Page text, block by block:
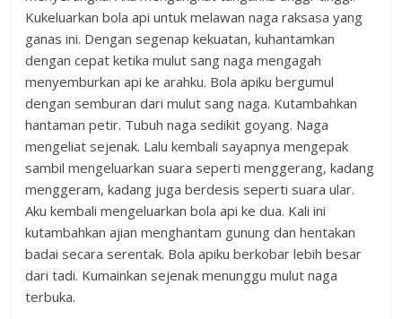
Kukeluarkan bola api untuk melawan naga raksasa yang
ganas ini. Dengan segenap kekuatan, kuhantamkan
dengan cepat ketika mulut sang naga mengagah
menyemburkan api ke arahku. Bola apiku bergumul
dengan semburan dari mulut sang naga. Kutambahkan
hantaman petir. Tubuh naga sedikit goyang. Naga
mengeliat sejenak. Lalu kembali sayapnya mengepak
sambil mengeluarkan suara seperti menggerang, kadang
menggeram, kadang juga berdesis seperti suara ular.
Aku kembali mengeluarkan bola api ke dua. Kali ini
kutambahkan ajian menghantam gunung dan hentakan
badai secara serentak. Bola apiku berkobar lebih besar
dari tadi. Kumainkan sejenak menunggu mulut naga
terbuka.